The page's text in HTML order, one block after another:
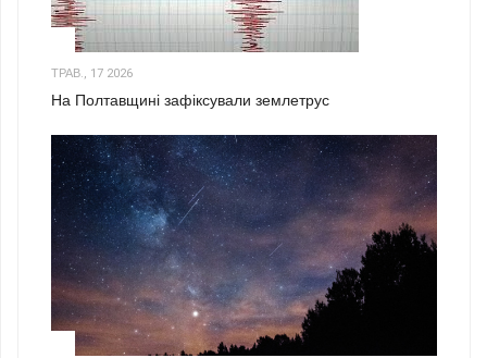
ТРАВ., 17 2026
На Полтавщині зафіксували землетрус